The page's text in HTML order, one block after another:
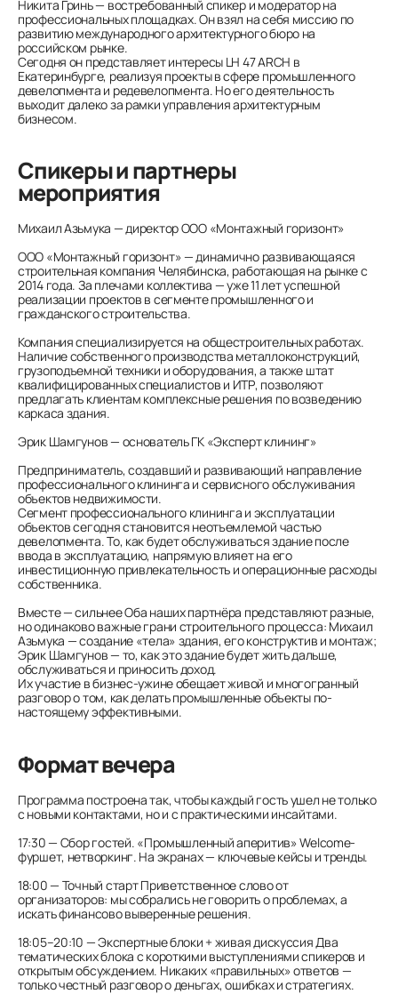
Никита Гринь — востребованный спикер и модератор на
профессиональных площадках. Он взял на себя миссию по
развитию международного архитектурного бюро на
российском рынке.
Сегодня он представляет интересы LH 47 ARCH в
Екатеринбурге, реализуя проекты в сфере промышленного
девелопмента и редевелопмента. Но его деятельность
выходит далеко за рамки управления архитектурным
бизнесом.
Спикеры и партнеры
мероприятия
Михаил Азьмука — директор ООО «Монтажный горизонт»
ООО «Монтажный горизонт» — динамично развивающаяся
строительная компания Челябинска, работающая на рынке с
2014 года. За плечами коллектива — уже 11 лет успешной
реализации проектов в сегменте промышленного и
гражданского строительства.
Компания специализируется на общестроительных работах.
Наличие собственного производства металлоконструкций,
грузоподъемной техники и оборудования, а также штат
квалифицированных специалистов и ИТР, позволяют
предлагать клиентам комплексные решения по возведению
каркаса здания.
Эрик Шамгунов — основатель ГК «Эксперт клининг»
Предприниматель, создавший и развивающий направление
профессионального клининга и сервисного обслуживания
объектов недвижимости.
Сегмент профессионального клининга и эксплуатации
объектов сегодня становится неотъемлемой частью
девелопмента. То, как будет обслуживаться здание после
ввода в эксплуатацию, напрямую влияет на его
инвестиционную привлекательность и операционные расходы
собственника.
Вместе — сильнее Оба наших партнёра представляют разные,
но одинаково важные грани строительного процесса: Михаил
Азьмука — создание «тела» здания, его конструктив и монтаж;
Эрик Шамгунов — то, как это здание будет жить дальше,
обслуживаться и приносить доход.
Их участие в бизнес-ужине обещает живой и многогранный
разговор о том, как делать промышленные объекты по-
настоящему эффективными.
Формат вечера
Программа построена так, чтобы каждый гость ушел не только
с новыми контактами, но и с практическими инсайтами.
17:30 — Сбор гостей. «Промышленный аперитив» Welcome-
фуршет, нетворкинг. На экранах — ключевые кейсы и тренды.
18:00 — Точный старт Приветственное слово от
организаторов: мы собрались не говорить о проблемах, а
искать финансово выверенные решения.
18:05–20:10 — Экспертные блоки + живая дискуссия Два
тематических блока с короткими выступлениями спикеров и
открытым обсуждением. Никаких «правильных» ответов —
только честный разговор о деньгах, ошибках и стратегиях.